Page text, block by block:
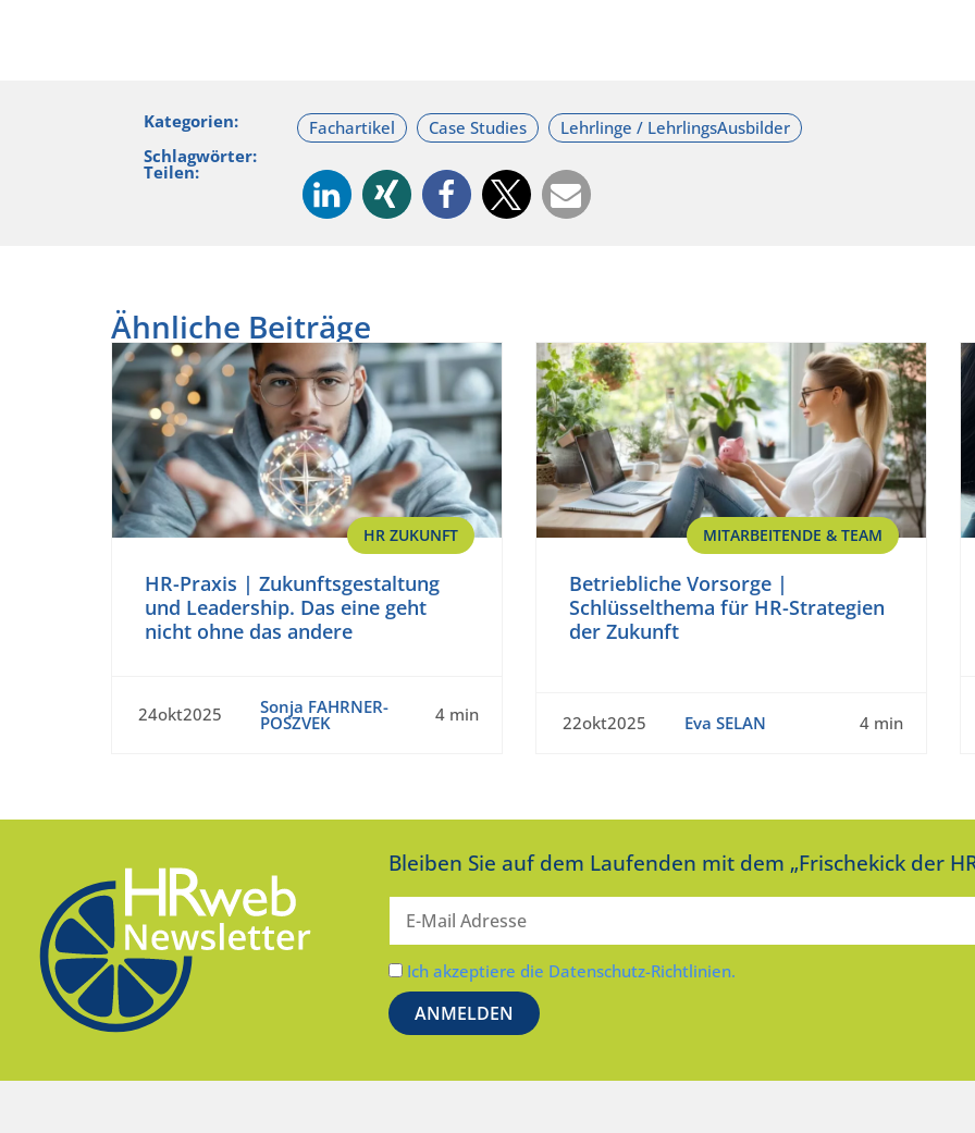
Kategorien:
Schlagwörter:
Teilen:
Ähnliche Beiträge
HR ZUKUNFT
HR-Praxis | Zukunftsgestaltung
und Leadership. Das eine geht
nicht ohne das andere
24okt2025 Sonja FAHRNER-
POSZVEK 4 min
MITARBEITENDE & TEAM
Betriebliche Vorsorge |
Schlüsselthema für HR-Strategien
der Zukunft
22okt2025 Eva SELAN 4 min
Bleiben Sie auf dem Laufenden mit dem „Frischekick der
Ich akzeptiere die Datenschutz-Richtlinien.